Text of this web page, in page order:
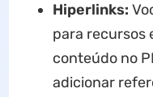
Hiperlinks:
para recursos
conteúdo no
adicionar